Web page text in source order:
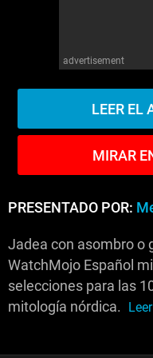
advertisement
LEER EL
MIRAR
PRESENTADO POR:
Jadea con asombro o
WatchMojo Español
selecciones para las
mitología nórdica.